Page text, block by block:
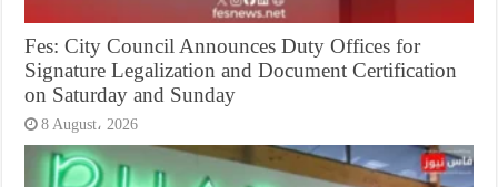
Fes: City Council Announces Duty Offices for
Signature Legalization and Document Certification
on Saturday and Sunday
8 August، 2026